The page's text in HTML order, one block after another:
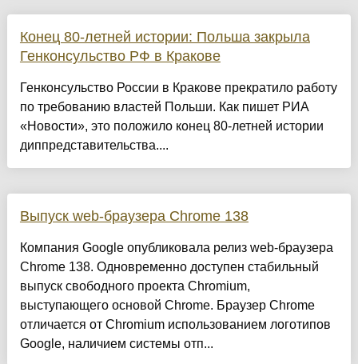
Конец 80-летней истории: Польша закрыла
Генконсульство РФ в Кракове
Генконсульство России в Кракове прекратило работу
по требованию властей Польши. Как пишет РИА
«Новости», это положило конец 80-летней истории
диппредставительства....
Выпуск web-браузера Chrome 138
Компания Google опубликовала релиз web-браузера
Chrome 138. Одновременно доступен стабильный
выпуск свободного проекта Chromium,
выступающего основой Chrome. Браузер Chrome
отличается от Chromium использованием логотипов
Google, наличием системы отп...